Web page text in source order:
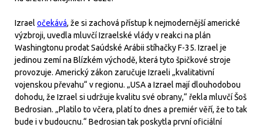
Izrael očekává, že si zachová přístup k nejmodernější americké
výzbroji, uvedla mluvčí Izraelské vlády v reakci na plán
Washingtonu prodat Saúdské Arábii stíhačky F-35. Izrael je
jedinou zemí na Blízkém východě, která tyto špičkové stroje
provozuje. Americký zákon zaručuje Izraeli „kvalitativní
vojenskou převahu“ v regionu. „USA a Izrael mají dlouhodobou
dohodu, že Izrael si udržuje kvalitu své obrany,“ řekla mluvčí Šoš
Bedrosian. „Platilo to včera, platí to dnes a premiér věří, že to tak
bude i v budoucnu.“ Bedrosian tak poskytla první oficiální